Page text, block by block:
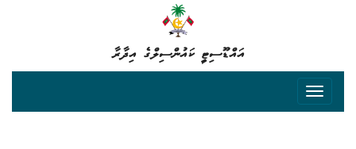
އައްޑޫސިޓީ ކައުންސިލްގެ އިދާރާ